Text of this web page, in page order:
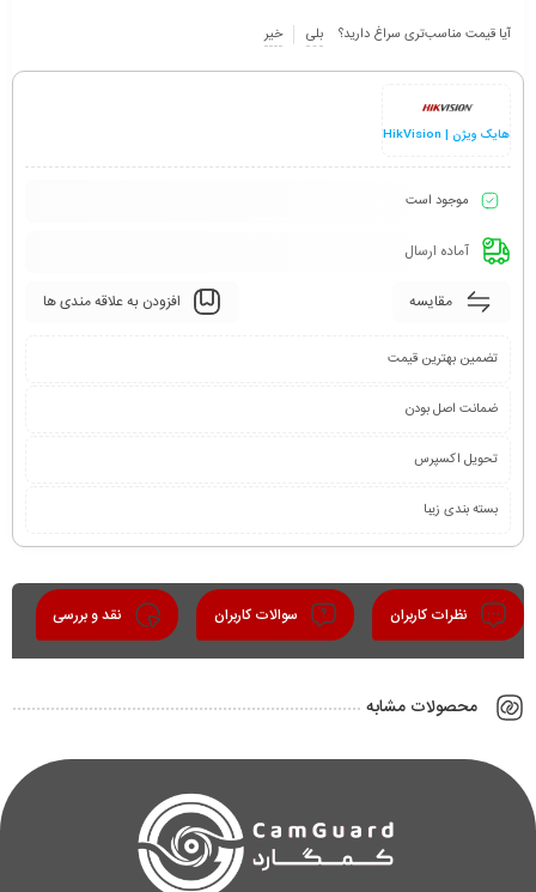
آیا قیمت مناسب‌تری سراغ دارید؟ بلی خیر
هایک ویژن | HikVision
موجود است
آماده ارسال
مقایسه افزودن به علاقه مندی ها
تضمین بهترین قیمت
ضمانت اصل بودن
تحویل اکسپرس
بسته بندی زیبا
نظرات کاربران سوالات کاربران نقد و بررسی
محصولات مشابه